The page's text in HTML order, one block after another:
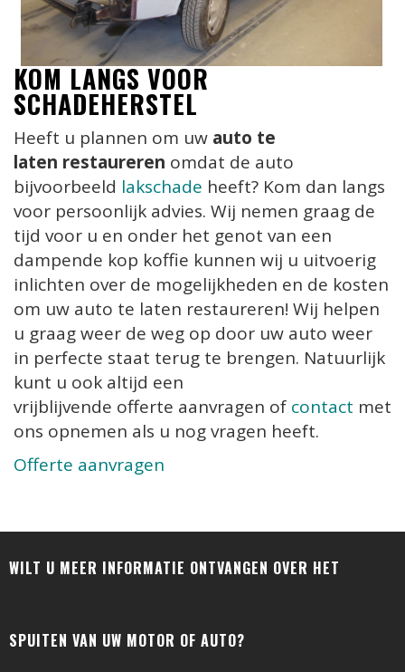
KOM LANGS VOOR
SCHADEHERSTEL
Heeft u plannen om uw auto te
laten restaureren omdat de auto
bijvoorbeeld lakschade heeft? Kom dan langs
voor persoonlijk advies. Wij nemen graag de
tijd voor u en onder het genot van een
dampende kop koffie kunnen wij u uitvoerig
inlichten over de mogelijkheden en de kosten
om uw auto te laten restaureren! Wij helpen
u graag weer de weg op door uw auto weer
in perfecte staat terug te brengen. Natuurlijk
kunt u ook altijd een
vrijblijvende offerte aanvragen of contact met
ons opnemen als u nog vragen heeft.
Offerte aanvragen
WILT U MEER INFORMATIE ONTVANGEN OVER HET
SPUITEN VAN UW MOTOR OF AUTO?